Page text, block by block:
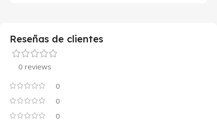
Reseñas de clientes
0 reviews
0
0
0